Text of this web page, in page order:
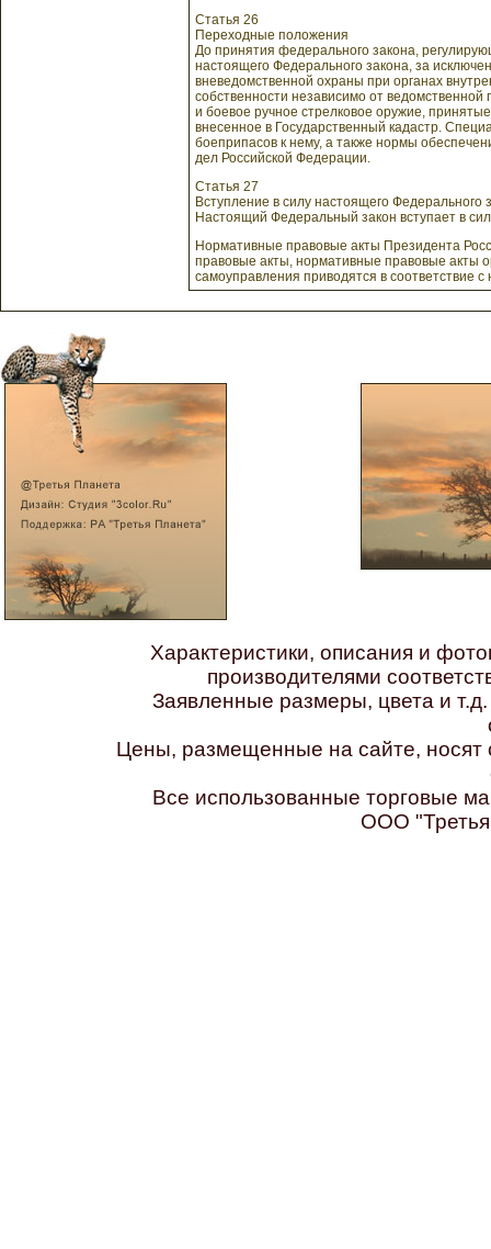
Статья 26
Переходные положения
До принятия федерального закона,
настоящего Федерального закона, за
вневедомственной охраны при органах
собственности независимо от
и боевое ручное стрелковое оружие,
внесенное в Государственный кадастр.
боеприпасов к нему, а также нормы
дел Российской Федерации.
Статья 27
Вступление в силу настоящего Федерального
Настоящий Федеральный закон вступает в
Нормативные правовые акты Президента
правовые акты, нормативные правовые акты
самоуправления приводятся в соответствие
Характеристики, описания и
производителями
Заявленные размеры, цвета и
Цены, размещенные на сайте, носят
Все использованные торговые
ООО